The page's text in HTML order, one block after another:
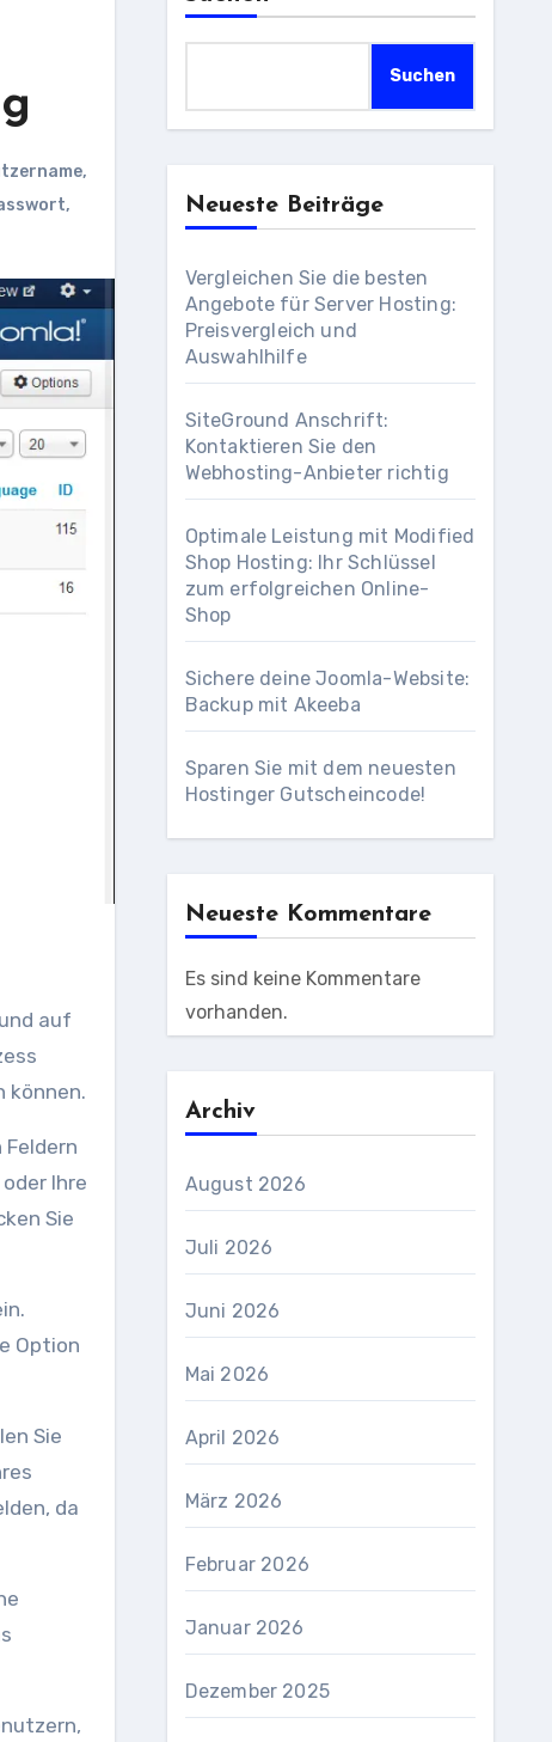
,
,
auf
können.
Ihre
Sie
Option
Sie
da
Suchen
Neueste Beiträge
Vergleichen Sie die besten
Angebote für Server Hosting:
Preisvergleich und
Auswahlhilfe
SiteGround Anschrift:
Kontaktieren Sie den
Webhosting-Anbieter richtig
Optimale Leistung mit Modified
Shop Hosting: Ihr Schlüssel
zum erfolgreichen Online-
Shop
Sichere deine Joomla-Website:
Backup mit Akeeba
Sparen Sie mit dem neuesten
Hostinger Gutscheincode!
Neueste Kommentare
Es sind keine Kommentare
vorhanden.
Archiv
August 2026
Juli 2026
Juni 2026
Mai 2026
April 2026
März 2026
Februar 2026
Januar 2026
Dezember 2025